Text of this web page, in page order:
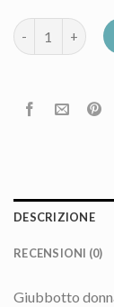
yes zee
DESCRIZIONE
RECENSIONI (0)
Giubbotto